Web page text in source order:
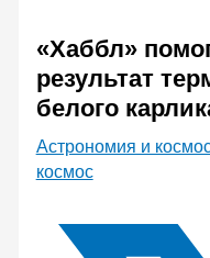
«Хаббл»
результат
белого
Астрономия и
космос